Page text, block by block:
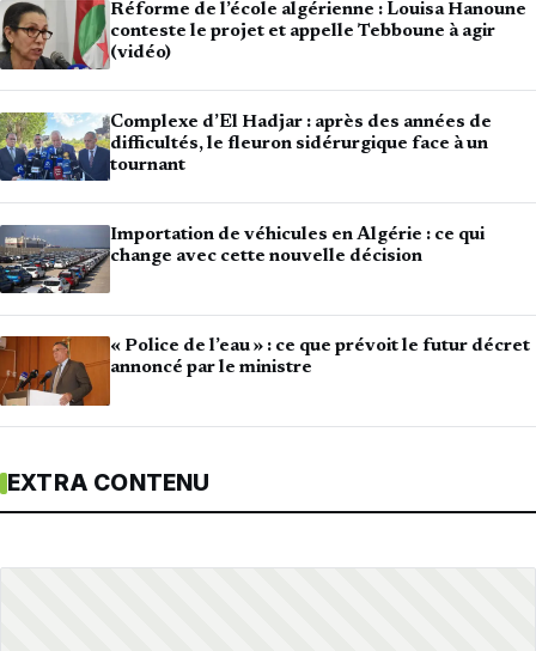
Réforme de l’école algérienne : Louisa Hanoune
conteste le projet et appelle Tebboune à agir
(vidéo)
Complexe d’El Hadjar : après des années de
difficultés, le fleuron sidérurgique face à un
tournant
Importation de véhicules en Algérie : ce qui
change avec cette nouvelle décision
« Police de l’eau » : ce que prévoit le futur décret
annoncé par le ministre
EXTRA CONTENU